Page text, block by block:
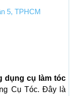
5, TPHCM
dụng cụ làm tóc
Cụ Tóc. Đây là